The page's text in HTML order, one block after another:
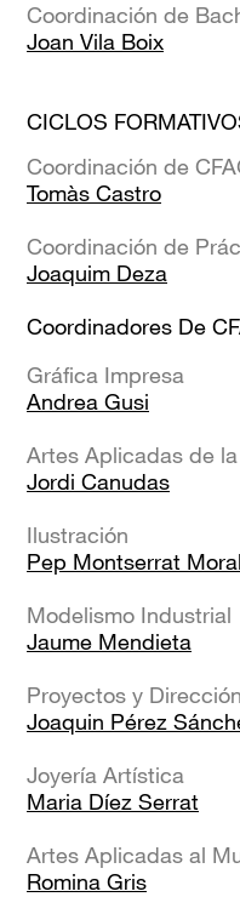
Coordinación de
Joan Vila Boix
CICLOS
Coordinación de
Tomàs Castro
Coordinación de
Joaquim Deza
Coordinadores De
Gráfica Impresa
Andrea Gusi
Artes Aplicadas de
Jordi Canudas
Ilustración
Pep Montserrat
Modelismo Industrial
Jaume Mendieta
Proyectos y
Joaquin Pérez
Joyería Artística
Maria Díez Serrat
Artes Aplicadas al
Romina Gris